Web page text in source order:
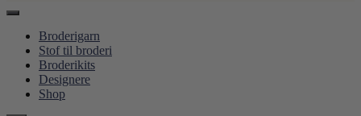
Broderigarn
Stof til broderi
Broderikits
Designere
Shop